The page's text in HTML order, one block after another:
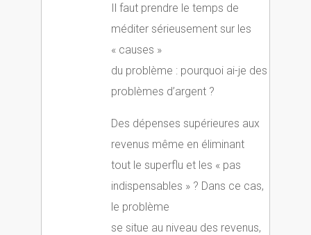
Il faut prendre le temps de
méditer sérieusement sur les
« causes »
du problème : pourquoi ai-je des
problèmes d’argent ?
Des dépenses supérieures aux
revenus même en éliminant
tout le superflu et les « pas
indispensables » ? Dans ce cas,
le problème
se situe au niveau des revenus,